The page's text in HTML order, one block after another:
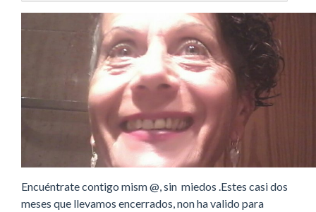
Encuéntrate contigo mism @, sin miedos .Estes casi dos
meses que llevamos encerrados, non ha valido para